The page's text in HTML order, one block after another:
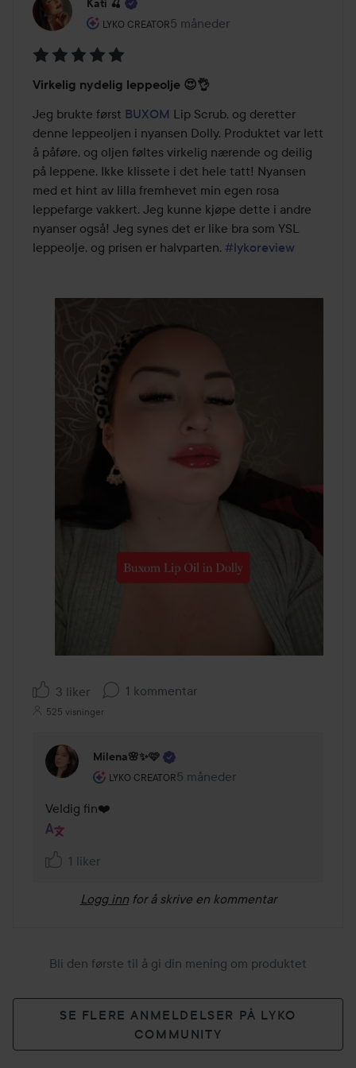
Kati 🍒
LYKO CREATOR
Brukerens rolle: Lyko Creator.
5 måneder
Innlegget ble opprettet 5
5
av
5
Virkelig nydelig leppeolje 😍👌
Jeg brukte først BUXOM Lip Scrub, og deretter
denne leppeoljen i nyansen Dolly. Produktet var lett
å påføre, og oljen føltes virkelig nærende og deilig
på leppene. Ikke klissete i det hele tatt! Nyansen
med et hint av lilla fremhevet min egen rosa
leppefarge vakkert. Jeg kunne kjøpe dette i andre
nyanser også! Jeg synes det er like bra som YSL
leppeolje, og prisen er halvparten. #lykoreview
3 liker 1 kommentar
525 visninger
Milena🌸✨🩷
LYKO CREATOR
Brukerens rolle: Lyko Creator.
5 måneder
Kommentaren lades 5 måneder
Veldig fin❤️
1 liker
Logg inn for å skrive en kommentar
Bli den første til å gi din mening om produktet
SE FLERE ANMELDELSER PÅ LYKO
COMMUNITY